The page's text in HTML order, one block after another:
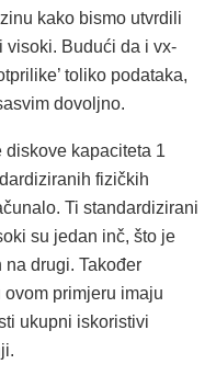
kako bismo utvrdili
visoki. Budući da i vx-
toliko podataka,
dovoljno.
diskove kapaciteta 1
fizičkih
Ti standardizirani
su jedan inč, što je
drugi. Također
primjeru imaju
ukupni iskoristivi